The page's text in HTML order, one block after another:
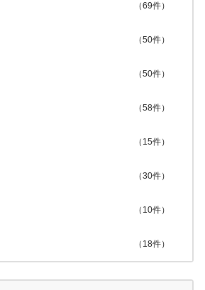
（69件）
（50件）
（50件）
（58件）
（ 15件）
（30件）
（ 10件）
（ 18件）